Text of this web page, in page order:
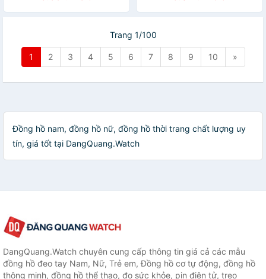
Trang 1/100
1 2 3 4 5 6 7 8 9 10 »
Đồng hồ nam, đồng hồ nữ, đồng hồ thời trang chất lượng uy
tín, giá tốt tại DangQuang.Watch
DangQuang.Watch chuyên cung cấp thông tin giá cả các mẫu
đồng hồ đeo tay Nam, Nữ, Trẻ em, Đồng hồ cơ tự động, đồng hồ
thông minh, đồng hồ thể thao, đo sức khỏe, pin điện tử, treo